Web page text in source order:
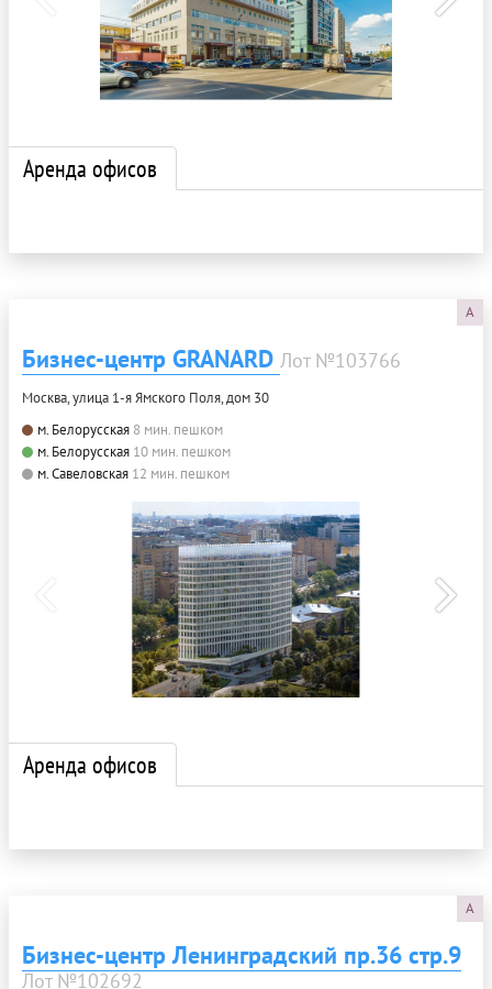
Аренда офисов
A
Бизнес-центр GRANARD Лот №103766
Москва, улица 1-я Ямского Поля, дом 30
м. Белорусская 8 мин. пешком
м. Белорусская 10 мин. пешком
м. Савеловская 12 мин. пешком
Аренда офисов
A
Бизнес-центр Ленинградский пр.36 стр.9
Лот №102692